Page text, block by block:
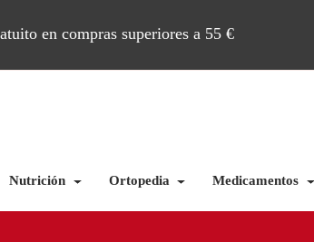
en compras superiores a 55 €
Nutrición Ortopedia Medicamentos